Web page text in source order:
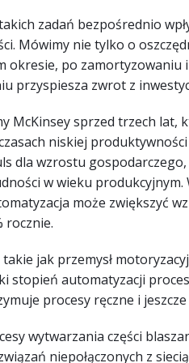
zadań bezpośrednio
Mówimy nie tylko o
okresie, po zamortyzowaniu
przyspiesza zwrot z
McKinsey sprzed trzech lat,
niskiej
dla wzrostu
w wieku
może zwiększyć
rocznie.
jak przemysł
stopień automatyzacji
procesy ręczne i
wytwarzania części
niepołączonych z